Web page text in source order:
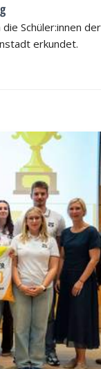
Schüler:innen der
erkundet.